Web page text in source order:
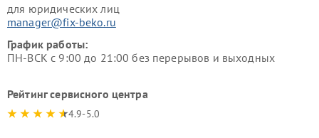
для юридических лиц
manager@fix-beko.ru
График работы:
ПН-ВСК с 9:00 до 21:00 без перерывов и выходных
Рейтинг сервисного центра
4.9-5.0